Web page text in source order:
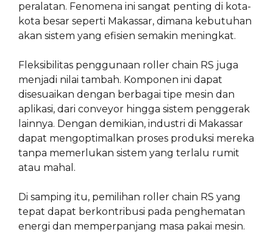
peralatan. Fenomena ini sangat penting di kota-
kota besar seperti Makassar, dimana kebutuhan
akan sistem yang efisien semakin meningkat.
Fleksibilitas penggunaan roller chain RS juga
menjadi nilai tambah. Komponen ini dapat
disesuaikan dengan berbagai tipe mesin dan
aplikasi, dari conveyor hingga sistem penggerak
lainnya. Dengan demikian, industri di Makassar
dapat mengoptimalkan proses produksi mereka
tanpa memerlukan sistem yang terlalu rumit
atau mahal.
Di samping itu, pemilihan roller chain RS yang
tepat dapat berkontribusi pada penghematan
energi dan memperpanjang masa pakai mesin.